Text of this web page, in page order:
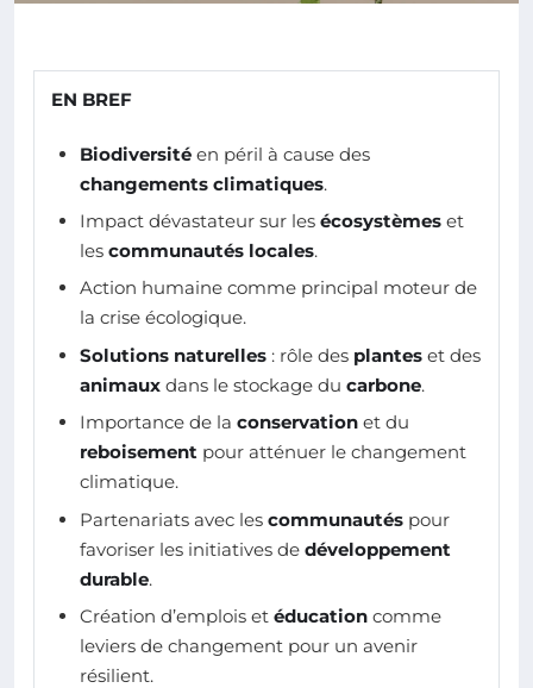
EN BREF
Biodiversité en péril à cause des
changements climatiques.
Impact dévastateur sur les écosystèmes et
les communautés locales.
Action humaine comme principal moteur de
la crise écologique.
Solutions naturelles : rôle des plantes et des
animaux dans le stockage du carbone.
Importance de la conservation et du
reboisement pour atténuer le changement
climatique.
Partenariats avec les communautés pour
favoriser les initiatives de développement
durable.
Création d’emplois et éducation comme
leviers de changement pour un avenir
résilient.